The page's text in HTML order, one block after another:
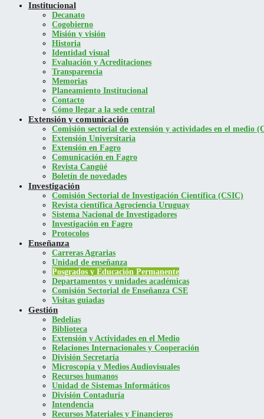
Institucional
Decanato
Cogobierno
Misión y visión
Historia
Identidad visual
Evaluación y Acreditaciones
Transparencia
Memorias
Planeamiento Institucional
Contacto
Cómo llegar a la sede central
Extensión y comunicación
Comisión sectorial de extensión y actividades en el medio
Extensión Universitaria
Extensión en Fagro
Comunicación en Fagro
Revista Cangüé
Boletín de novedades
Investigación
Comisión Sectorial de Investigación Científica (CSIC)
Revista científica Agrociencia Uruguay
Sistema Nacional de Investigadores
Investigación en Fagro
Protocolos
Enseñanza
Carreras Agrarias
Unidad de enseñanza
Posgrados y Educación Permanente
Departamentos y unidades académicas
Comisión Sectorial de Enseñanza CSE
Visitas guiadas
Gestión
Bedelías
Biblioteca
Extensión y Actividades en el Medio
Relaciones Internacionales y Cooperación
División Secretaría
Microscopía y Medios Audiovisuales
Recursos humanos
Unidad de Sistemas Informáticos
División Contaduría
Intendencia
Recursos Materiales y Financieros